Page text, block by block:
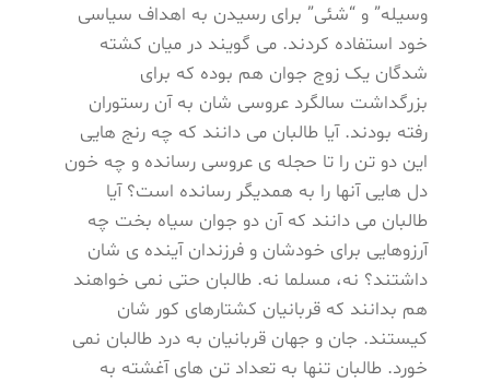
وسیله” و “شئی” برای رسیدن به اهداف سیاسی
خود استفاده کردند. می گویند در میان کشته
شدگان یک زوج جوان هم بوده که برای
بزرگداشت سالگرد عروسی شان به آن رستوران
رفته بودند. آیا طالبان می دانند که چه رنج هایی
این دو تن را تا حجله ی عروسی رسانده و چه خون
دل هایی آنها را به همدیگر رسانده است؟ آیا
طالبان می دانند که آن دو جوان سیاه بخت چه
آرزوهایی برای خودشان و فرزندان آینده ی شان
داشتند؟ نه، مسلما نه. طالبان حتی نمی خواهند
هم بدانند که قربانیان کشتارهای کور شان
کیستند. جان و جهان قربانیان به درد طالبان نمی
خورد. طالبان تنها به تعداد تن های آغشته به